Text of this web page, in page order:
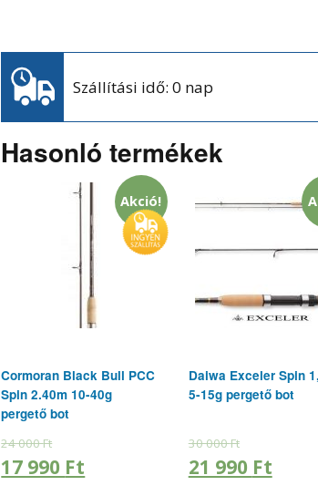
Szállítási idő: 0 nap
Hasonló termékek
Akció!
Cormoran Black Bull PCC
Spin 2.40m 10-40g
pergető bot
24 000Ft
17 990 Ft
Daiwa Exceler Spin
5-15g pergető bot
30 000Ft
21 990 Ft